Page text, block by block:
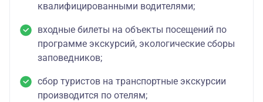
квалифицированными водителями;
входные билеты на объекты посещений по
программе экскурсий, экологические сборы
заповедников;
сбор туристов на транспортные экскурсии
производится по отелям;